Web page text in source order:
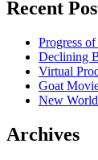
Recent
Progress
Declining
Virtual
Goat
New
Archives